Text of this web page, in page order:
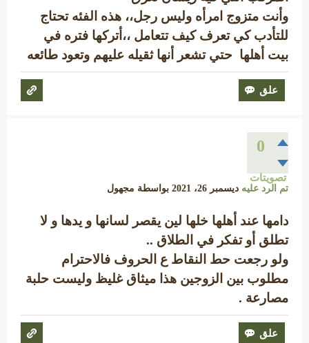
وأنت متزوج امرأه وليس رجل،، هذه الفئه تحتاج
للتأدب كي تعرف كيف تتعامل ،،أتركها فتره في
بيت أهلها حتي تشعر أنها ثقيله عليهم وتعود طائعه
0
تصويتات
تم الرد عليه ديسمبر 26، 2021 بواسطة مجهول
دامها عند أهلها خلها لين يقصر لسانها و يدها و لا
تطلق أو تفكر في الطلاق ..
ولو رجعت حط النقاط ع الحروف فالاحترام
مطلوب بين الزوجين هذا ميثاق غليظ وليست حلبة
مصارعة .